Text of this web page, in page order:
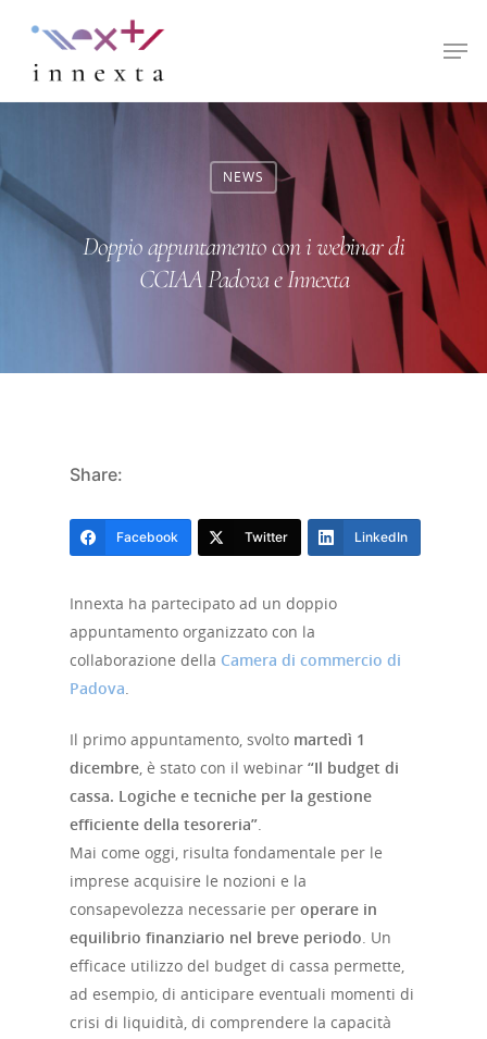
Hit enter to search or ESC to close
NEWS
Doppio appuntamento con i webinar di
CCIAA Padova e Innexta
Share:
Facebook Twitter LinkedIn
Innexta ha partecipato ad un doppio
appuntamento organizzato con la
collaborazione della Camera di commercio di
Padova.
Il primo appuntamento, svolto martedì 1
dicembre, è stato con il webinar “Il budget di
cassa. Logiche e tecniche per la gestione
efficiente della tesoreria”.
Mai come oggi, risulta fondamentale per le
imprese acquisire le nozioni e la
consapevolezza necessarie per operare in
equilibrio finanziario nel breve periodo. Un
efficace utilizzo del budget di cassa permette,
ad esempio, di anticipare eventuali momenti di
crisi di liquidità, di comprendere la capacità